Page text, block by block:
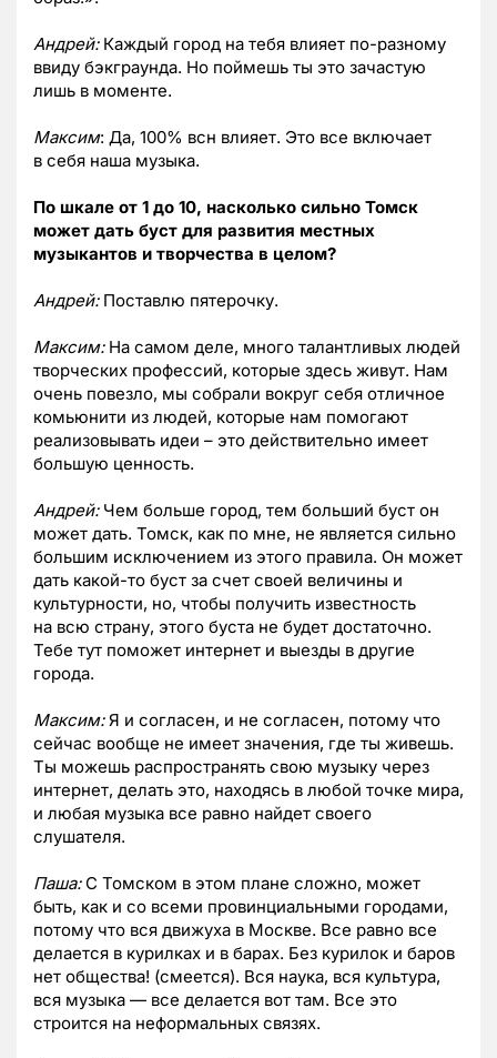
Андрей:Каждый город на тебя влияет по-разному
ввиду бэкграунда. Но поймешь ты это зачастую
лишь в моменте.
Максим: Да, 100% всн влияет. Это все включает
в себя наша музыка.
По шкале от 1 до 10, насколько сильно Томск
может дать буст для развития местных
музыкантов и творчества в целом?
Андрей:Поставлю пятерочку.
Максим:На самом деле, много талантливых людей
творческих профессий, которые здесь живут. Нам
очень повезло, мы собрали вокруг себя отличное
комьюнити из людей, которые нам помогают
реализовывать идеи – это действительно имеет
большую ценность.
Андрей:Чем больше город, тем больший буст он
может дать. Томск, как по мне, не является сильно
большим исключением из этого правила. Он может
дать какой-то буст за счет своей величины и
культурности, но, чтобы получить известность
на всю страну, этого буста не будет достаточно.
Тебе тут поможет интернет и выезды в другие
города.
Максим:Я и согласен, и не согласен, потому что
сейчас вообще не имеет значения, где ты живешь.
Ты можешь распространять свою музыку через
интернет, делать это, находясь в любой точке мира,
и любая музыка все равно найдет своего
слушателя.
Паша:С Томском в этом плане сложно, может
быть, как и со всеми провинциальными городами,
потому что вся движуха в Москве. Все равно все
делается в курилках и в барах. Без курилок и баров
нет общества! (смеется). Вся наука, вся культура,
вся музыка — все делается вот там. Все это
строится на неформальных связях.